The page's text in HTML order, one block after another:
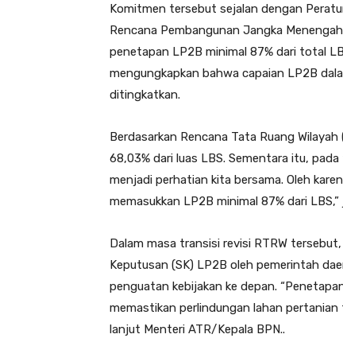
Komitmen tersebut sejalan dengan
Rencana Pembangunan Jangka
penetapan LP2B minimal 87% dari total
mengungkapkan bahwa capaian LP2B
ditingkatkan.
Berdasarkan Rencana Tata Ruang
68,03% dari luas LBS. Sementara itu,
menjadi perhatian kita bersama. Oleh
memasukkan LP2B minimal 87% dari
Dalam masa transisi revisi RTRW
Keputusan (SK) LP2B oleh pemerintah
penguatan kebijakan ke depan.
memastikan perlindungan lahan
lanjut Menteri ATR/Kepala BPN..